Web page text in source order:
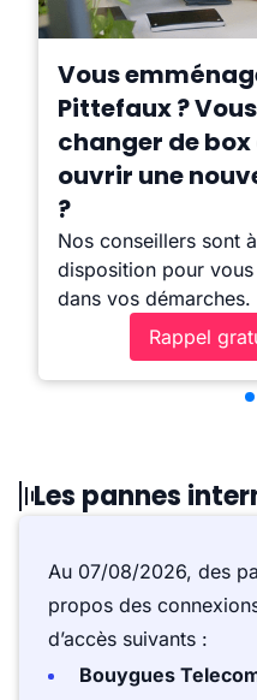
Vous
Pittefaux ?
changer de box
ouvrir une
?
Nos conseillers sont
disposition pour
dans vos démarches.
Rappel
Les pannes
Au 07/08/2026, des
propos des
d’accès suivants :
Bouygues